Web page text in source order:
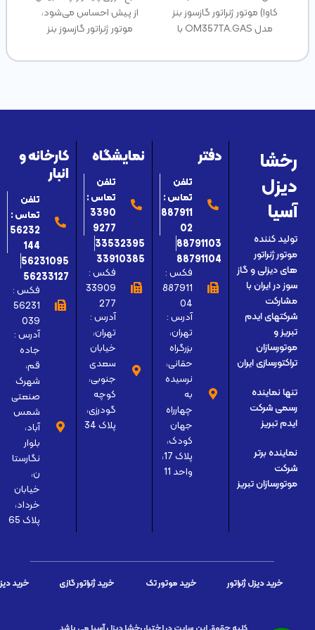
کاوا) موتور ژنراتور گازسوز بنز
مدل OM357TA.GAS با
از پیش احساس می‌شود،
موتور ژنراتور گازسوز بنز
رخشا
دیزل
آسیا
تولید کننده
موتور ژنراتور
های دیزلی و گاز
سوز در ایران با
مشارکت
شرکتهای ایدم
تبریز و
موتورسازان
تراکتورسازی ایران
تنها نماینده
رسمی شرکت
ایدم تبریز
نماینده برتر
شرکت
موتورسازان تبریز
دفتر
تلفن
تماس :
887911
02
88791103
88791104
فکس :
887911
04
آدرس :
تهران،
بزرگراه
حقانی،
نرسیده
به
چهارراه
جهان
کودک،
پلاک 17،
واحد 11
نمایشگاه
تلفن
تماس :
3390
9277
33532395
33910385
فکس :
33909
277
آدرس :
تهران،
خیابان
سعدی
جنوبی،
کوچه
گودرزی،
پلاک 34
کارخانه و
انبار
تلفن
تماس :
56232
144
56231095
56233127
فکس :
56231
039
آدرس :
جاده
قم،
شهرک
صنعتی
شمس
آباد،
بلوار
نگارستا
ن،
خیابان
خرداد،
پلاک 65
خرید دیزل ژنراتور خرید موتور تک خرید ژنراتور گازی خرید